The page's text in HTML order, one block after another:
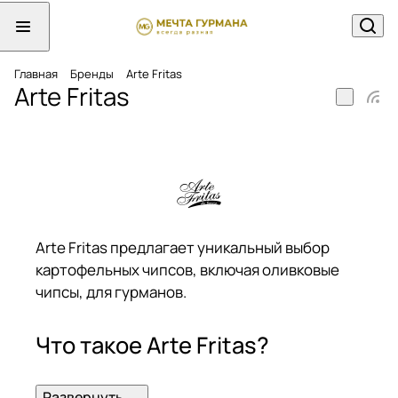
Главная Бренды Arte Fritas
Arte Fritas
Arte Fritas предлагает уникальный выбор
картофельных чипсов, включая оливковые
чипсы, для гурманов.
Что такое Arte Fritas?
Arte Fritas — это бренд, который